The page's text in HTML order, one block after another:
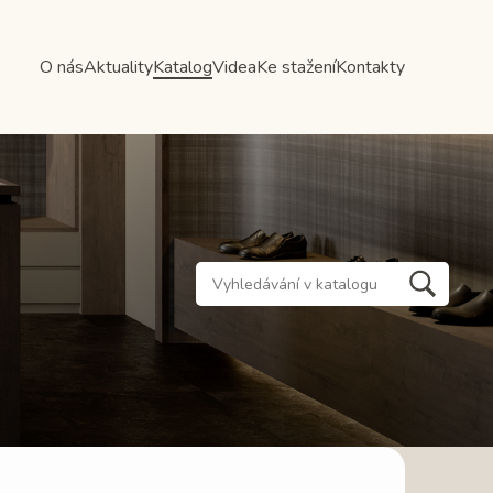
O násAktualityKatalogVideaKe staženíKontakty